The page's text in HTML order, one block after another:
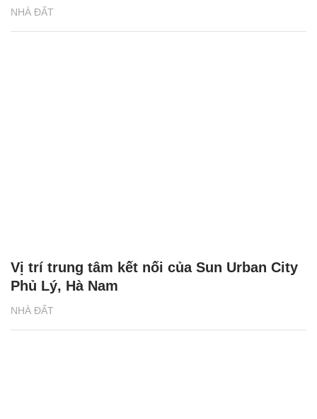
NHÀ ĐẤT
NHÀ ĐẤT
Vị trí trung tâm kết nối của Sun Urban City
Phủ Lý, Hà Nam